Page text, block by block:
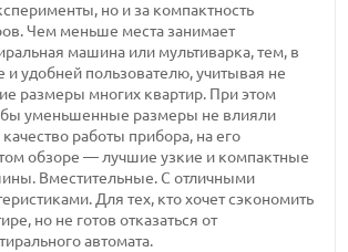
но и за компактность
Чем меньше места занимает
машина или мультиварка, тем, в
удобней пользователю, учитывая не
размеры многих квартир. При этом
уменьшенные размеры не влияли
работы прибора, на его
обзоре — лучшие узкие и компактные
Вместительные. С отличными
Для тех, кто хочет сэкономить
но не готов отказаться от
автомата.